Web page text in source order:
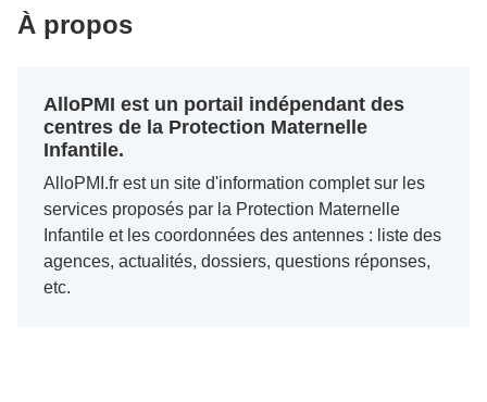
À propos
AlloPMI est un portail indépendant des
centres de la Protection Maternelle
Infantile.
AlloPMI.fr est un site d'information complet sur les
services proposés par la Protection Maternelle
Infantile et les coordonnées des antennes : liste des
agences, actualités, dossiers, questions réponses,
etc.